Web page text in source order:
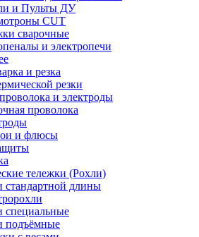
и Пульты ДУ
CUT
сварочные
и электропечи
и резка
резки
и электроды
проволока
и флюсы
тележки (Рохли)
стандартной длины
специальные
подъёмные